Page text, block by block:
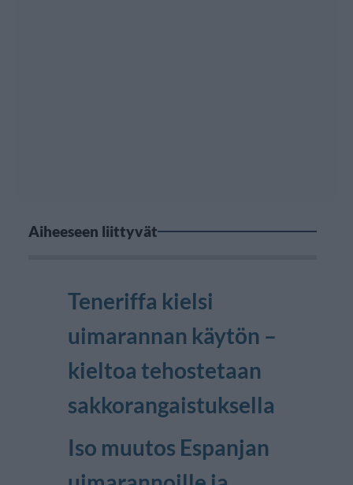
Aiheeseen liittyvät
Teneriffa kielsi
uimarannan käytön –
kieltoa tehostetaan
sakkorangaistuksella
Iso muutos Espanjan